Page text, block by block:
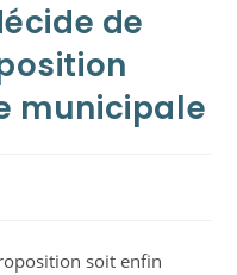
de
municipale
soit enfin